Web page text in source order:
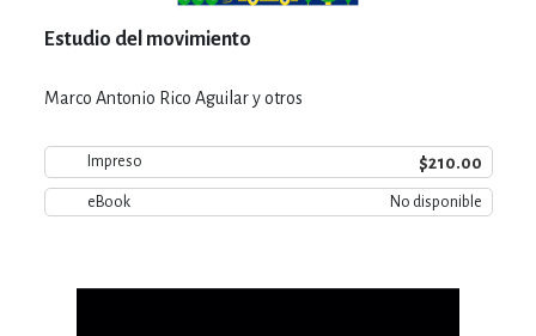
Estudio del movimiento
Marco Antonio Rico Aguilar y otros
Impreso $210.00
eBook No disponible